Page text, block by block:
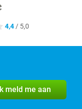
4,4 / 5,0
Ik meld me aan